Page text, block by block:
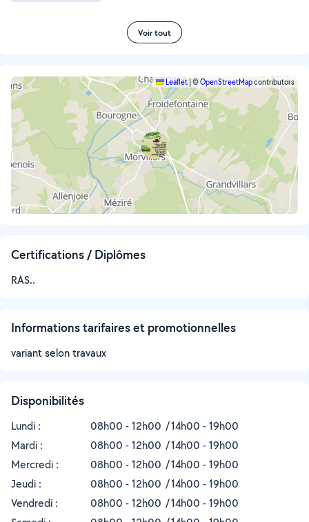
Voir tout
Leaflet ©OpenStreetMapcontributors
Certifications / Diplômes
RAS..
Informations tarifaires et promotionnelles
variant selon travaux
Disponibilités
Lundi : 08h00 - 12h00
14h00 - 19h00
Mardi :
08h00 - 12h00
14h00 - 19h00
Mercredi :
08h00 - 12h00
14h00 - 19h00
Jeudi :
08h00 - 12h00
14h00 - 19h00
Vendredi :
08h00 - 12h00
14h00 - 19h00